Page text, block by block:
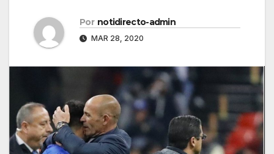
Por notidirecto-admin
MAR 28, 2020